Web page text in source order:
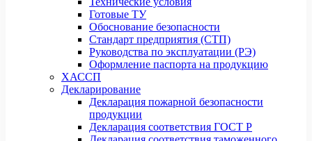
Готовые ТУ
Обоснование безопасности
Стандарт предприятия (СТП)
Руководства по эксплуатации (РЭ)
Оформление паспорта на продукцию
ХАССП
Декларирование
Декларация пожарной безопасности
продукции
Декларация соответствия ГОСТ Р